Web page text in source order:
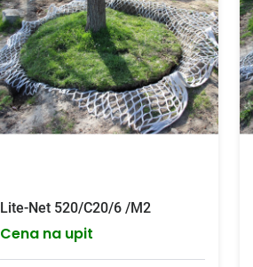
Lite-Net 520/C20/6 /M2
Cena na upit